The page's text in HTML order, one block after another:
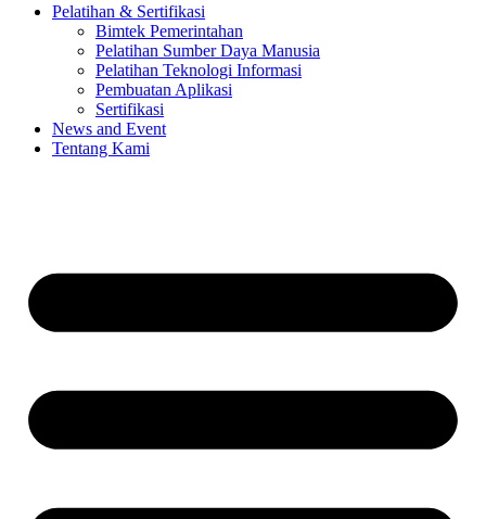
Pelatihan & Sertifikasi
Bimtek Pemerintahan
Pelatihan Sumber Daya Manusia
Pelatihan Teknologi Informasi
Pembuatan Aplikasi
Sertifikasi
News and Event
Tentang Kami